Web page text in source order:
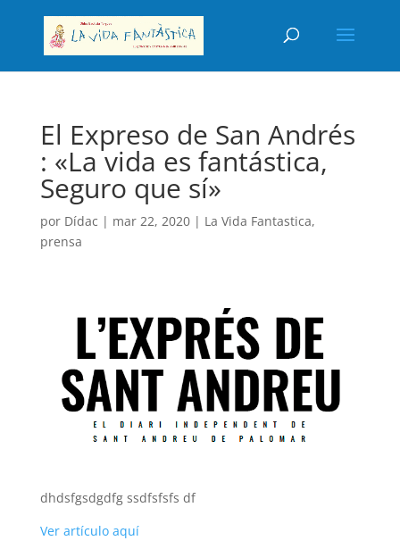
El Expreso de San Andrés
: «La vida es fantástica,
Seguro que sí»
por Dídac | mar 22, 2020| La Vida Fantastica,
prensa
dhdsfgsdgdfg ssdfsfsfs df
Ver artículo aquí